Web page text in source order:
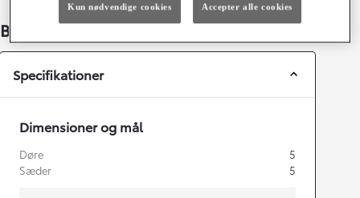
Bildetaljer
Specifikationer
Dimensioner og mål
Døre
5
Sæder
5
Kun nødvendige cookies Accepter alle cookies